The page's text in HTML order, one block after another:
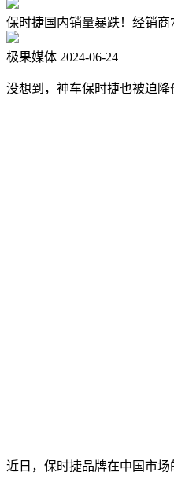
保时捷国内销量暴跌！经销商
极果媒体 2024-06-24
没想到，神车保时捷也被迫
近日，保时捷品牌在中国市场